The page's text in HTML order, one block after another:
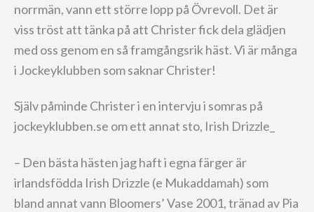
norrmän, vann ett större lopp på Övrevoll. Det är
viss tröst att tänka på att Christer fick dela glädjen
med oss genom en så framgångsrik häst. Vi är många
i Jockeyklubben som saknar Christer!
Själv påminde Christer i en intervju i somras på
jockeyklubben.se om ett annat sto, Irish Drizzle_
– Den bästa hästen jag haft i egna färger är
irlandsfödda Irish Drizzle (e Mukaddamah) som
bland annat vann Bloomers’ Vase 2001, tränad av Pia